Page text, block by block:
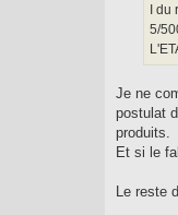
I
5/
Je ne
postulat
produits.
Et si le
Le reste